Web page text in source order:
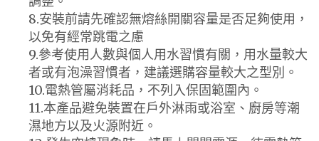
8.安裝前請先確認無熔絲開關容量是否足夠使用，
以免有經常跳電之慮
9.參考使用人數與個人用水習慣有關，用水量較大
者或有泡澡習慣者，建議選購容量較大之型別。
10.電熱管屬消耗品，不列入保固範圍內。
11.本產品避免裝置在戶外淋雨或浴室、廚房等潮
濕地方以及火源附近。